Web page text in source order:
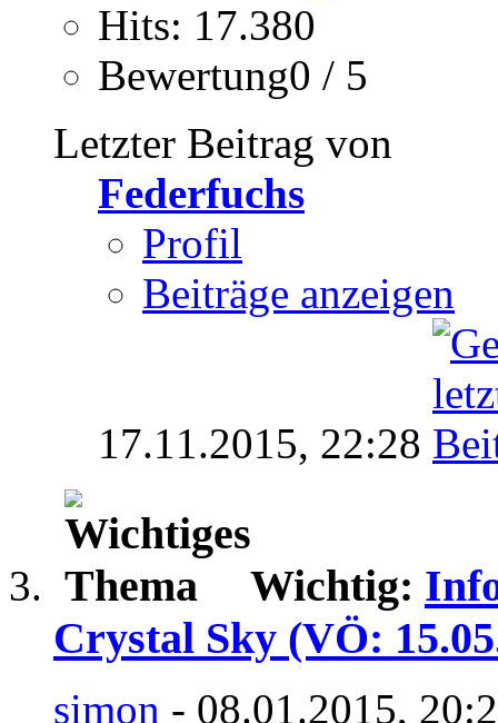
Hits: 17.380
Bewertung0 / 5
Letzter Beitrag von
Federfuchs
Profil
Beiträge anzeigen
17.11.2015, 22:28
Wichtig:
Crystal Sky (VÖ:
simon - 08.01.2015,